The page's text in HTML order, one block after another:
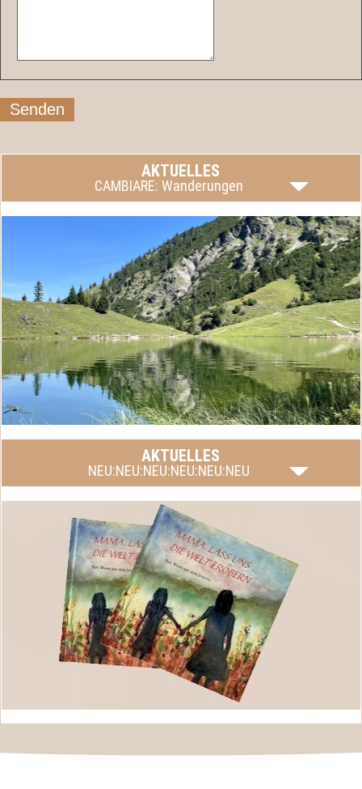
Senden
AKTUELLES
CAMBIARE: Wanderungen
mehr lesen
AKTUELLES
NEU:NEU:NEU:NEU:NEU:NEU
mehr lesen
Fink-Eisinger ist endlich fertig.